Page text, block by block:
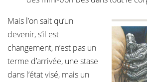
Mais l’on sait qu’un
devenir, s’il est
changement, n’est pas un
terme d’arrivée, une stase
dans l’état visé, mais un